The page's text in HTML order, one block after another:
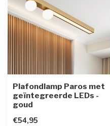
Plafondlamp Paros met
geïntegreerde LEDs -
goud
€54,95